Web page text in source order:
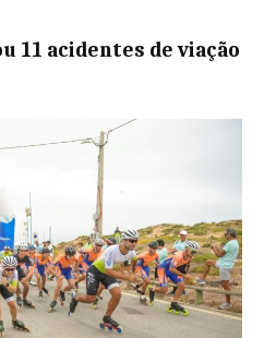
11 acidentes de viação